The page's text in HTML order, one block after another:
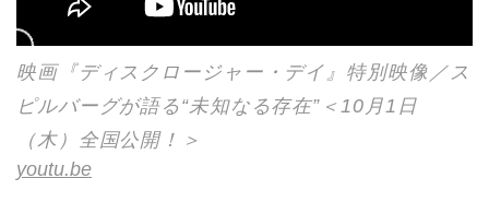
映画『ディスクロージャー・デイ』特別映像／ス
ピルバーグが語る“未知なる存在”＜10月1日
（木）全国公開！＞
youtu.be